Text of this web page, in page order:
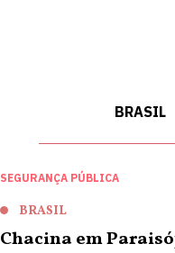
BRASIL
SEGURANÇA PÚBLICA
BRASIL
Chacina em